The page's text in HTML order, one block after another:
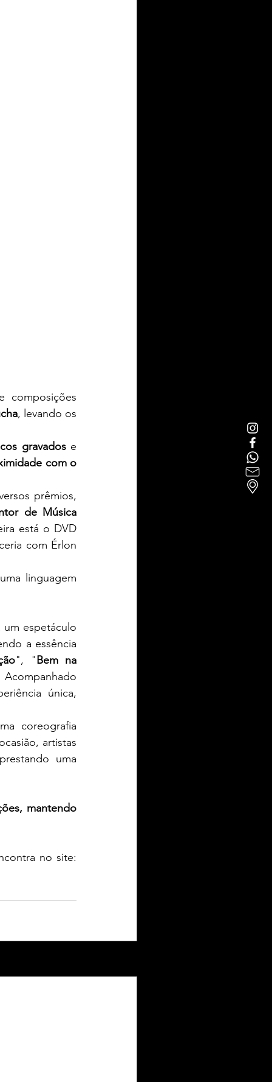
composições
, levando os
gravados e
com o
prêmios,
de Música
está o DVD
com Érlon
linguagem
espetáculo
a essência
", "Bem na
única,
coreografia
artistas
uma
mantendo